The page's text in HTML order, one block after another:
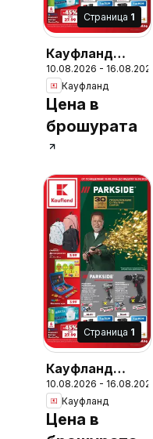
Cтраница 1
Кауфланд
брошура
Бургас - Вземи
повече, спести
повече
10.08.2026 - 16.08.2026
Кауфланд
Цена в
брошурата
Cтраница 1
Кауфланд
брошура
София - Вземи
повече, спести
10.08.2026 - 16.08.2026
Кауфланд
Цена в